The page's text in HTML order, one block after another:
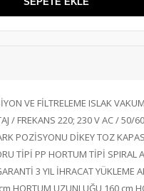
VE FİLTRELEME ISLAK
/ FREKANS 220; 230 V AC / 50/
POZİSYONU DİKEY TOZ
TİPİ PP HORTUM TİPİ SPIRAL
3 YIL İHRACAT YÜKLEME
HORTUM UZUNLUĞU 160 cm